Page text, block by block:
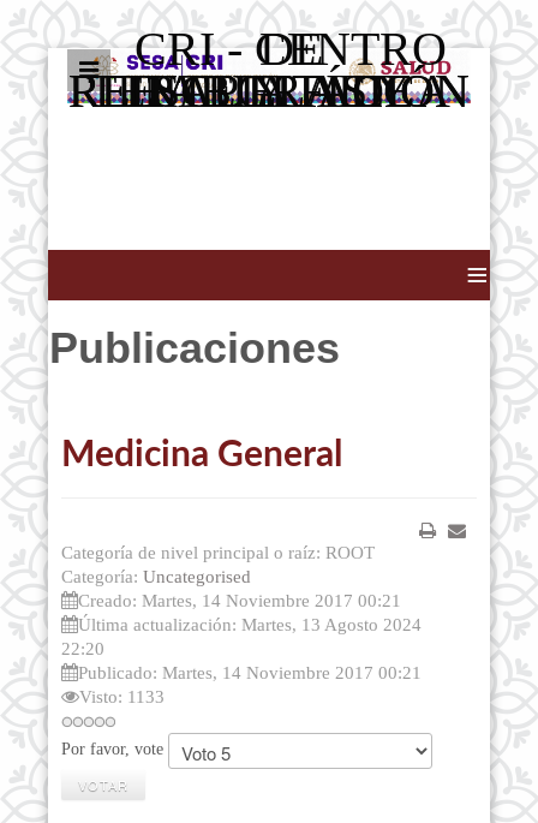
CRI - CENTRO DE
REHABILITACIÓN INTEGRAL Y ESCUELA DE TERAPIA FÍSICA Y REHABILITACIÓN
≡
Publicaciones
Medicina General
electrónico
Categoría de nivel principal o raíz: ROOT
Categoría: Uncategorised
Creado: Martes, 14 Noviembre 2017 00:21
Última actualización: Martes, 13 Agosto 2024
22:20
Publicado: Martes, 14 Noviembre 2017 00:21
Visto: 1133
Por favor, vote